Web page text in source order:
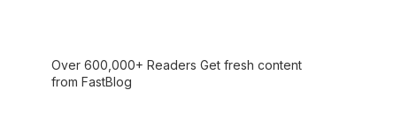
Over 600,000+ Readers Get fresh content
from FastBlog